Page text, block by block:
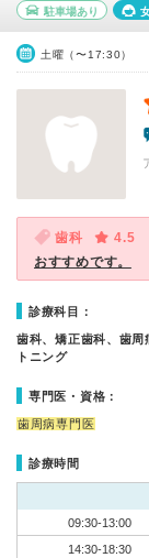
駐車場あり
土曜（〜17:30）
歯科
4.5
おすすめです。
診療科目：
歯科、矯正歯科、歯周
トニング
専門医・資格：
歯周病専門医
診療時間
09:30-13:00
14:30-18:30